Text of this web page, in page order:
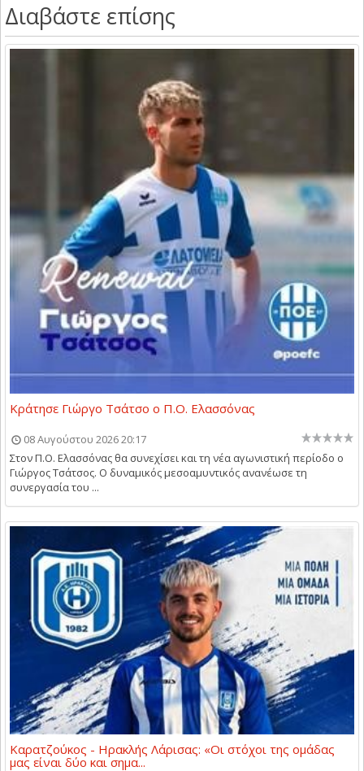
Διαβάστε επίσης
Κράτησε Γιώργο Τσάτσο ο Π.Ο. Ελασσόνας
08 Αυγούστου 2026 20:17
Στον Π.Ο. Ελασσόνας θα συνεχίσει και τη νέα αγωνιστική περίοδο ο
Γιώργος Τσάτσος. Ο δυναμικός μεσοαμυντικός ανανέωσε τη
συνεργασία του ...
Καρατζούκος - Ηρακλής Λάρισας: «Οι στόχοι της ομάδας
μας είναι δύο και σημα...